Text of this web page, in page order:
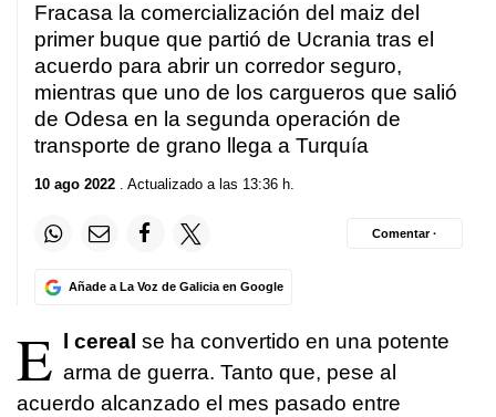
Fracasa la comercialización del maiz del
primer buque que partió de Ucrania tras el
acuerdo para abrir un corredor seguro,
mientras que uno de los cargueros que salió
de Odesa en la segunda operación de
transporte de grano llega a Turquía
10 ago 2022 . Actualizado a las 13:36 h.
Añade a La Voz de Galicia en Google
Comentar ·
E l cereal se ha convertido en una potente
arma de guerra. Tanto que, pese al
acuerdo alcanzado el mes pasado entre